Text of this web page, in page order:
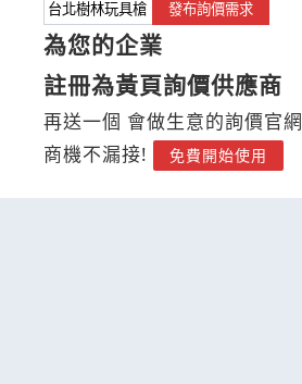
發布詢價需求
為您的企業
註冊為黃頁詢價供應商
再送一個 會做生意的詢價官網
商機不漏接!
免費開始使用